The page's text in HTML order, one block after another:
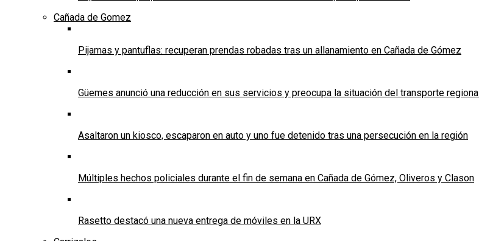
Cañada de Gomez
Pijamas y pantuflas: recuperan prendas robadas tras un allanamiento en Cañada de Gómez
Güemes anunció una reducción en sus servicios y preocupa la situación del transporte regional
Asaltaron un kiosco, escaparon en auto y uno fue detenido tras una persecución en la región
Múltiples hechos policiales durante el fin de semana en Cañada de Gómez, Oliveros y Clason
Rasetto destacó una nueva entrega de móviles en la URX